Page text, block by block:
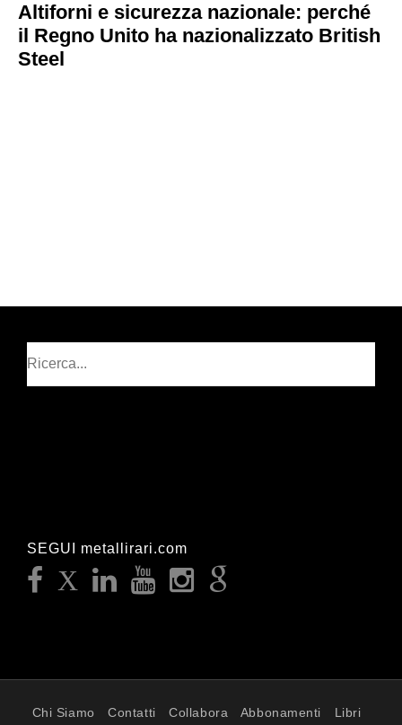
Altiforni e sicurezza nazionale: perché
il Regno Unito ha nazionalizzato British
Steel
SEGUI metallirari.com
Chi Siamo Contatti Collabora Abbonamenti Libri